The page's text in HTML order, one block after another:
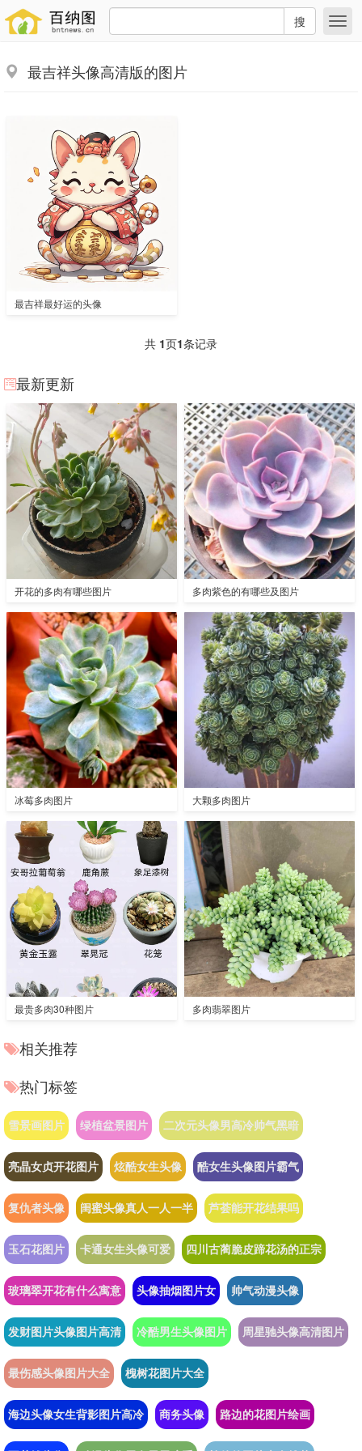
搜
最吉祥头像高清版的图片
最吉祥最好运的头像
共 1页1条记录
最新更新
开花的多肉有哪些图片 多肉紫色的有哪些及图片
冰莓多肉图片 大颗多肉图片
最贵多肉30种图片 多肉翡翠图片
相关推荐
热门标签
雪景画图片 绿植盆景图片 二次元头像男高冷帅气黑暗
亮晶女贞开花图片 炫酷女生头像 酷女生头像图片霸气
复仇者头像 闺蜜头像真人一人一半 芦荟能开花结果吗
玉石花图片 卡通女生头像可爱 四川古蔺脆皮蹄花汤的正宗
玻璃翠开花有什么寓意 头像抽烟图片女 帅气动漫头像
发财图片头像图片高清 冷酷男生头像图片 周星驰头像高清图片
最伤感头像图片大全 槐树花图片大全
海边头像女生背影图片高冷 商务头像 路边的花图片绘画